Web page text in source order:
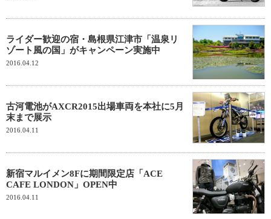
ライダー歓迎の宿・島根県江津市「温泉リ
ゾート風の国」がキャンペーン実施中
2016.04.12
古河電池がAXCR2015出場車両を本社に5月
末まで展示
2016.04.11
新宿マルイメン8Fに期間限定店「ACE
CAFE LONDON」OPEN中
2016.04.11